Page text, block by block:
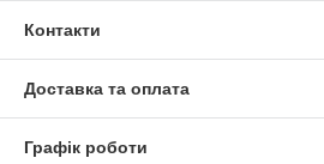
Контакти
Доставка та оплата
Графік роботи